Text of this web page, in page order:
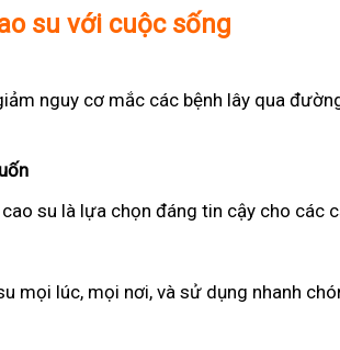
su với cuộc sống
nguy cơ mắc các bệnh lây qua
su là lựa chọn đáng tin cậy cho các
mọi lúc, mọi nơi, và sử dụng nhanh